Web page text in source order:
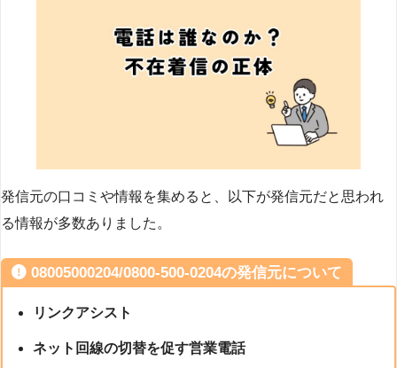
発信元の口コミや情報を集めると、以下が発信元だと思われ
る情報が多数ありました。
08005000204/0800-500-0204の発信元について
リンクアシスト
ネット回線の切替を促す営業電話